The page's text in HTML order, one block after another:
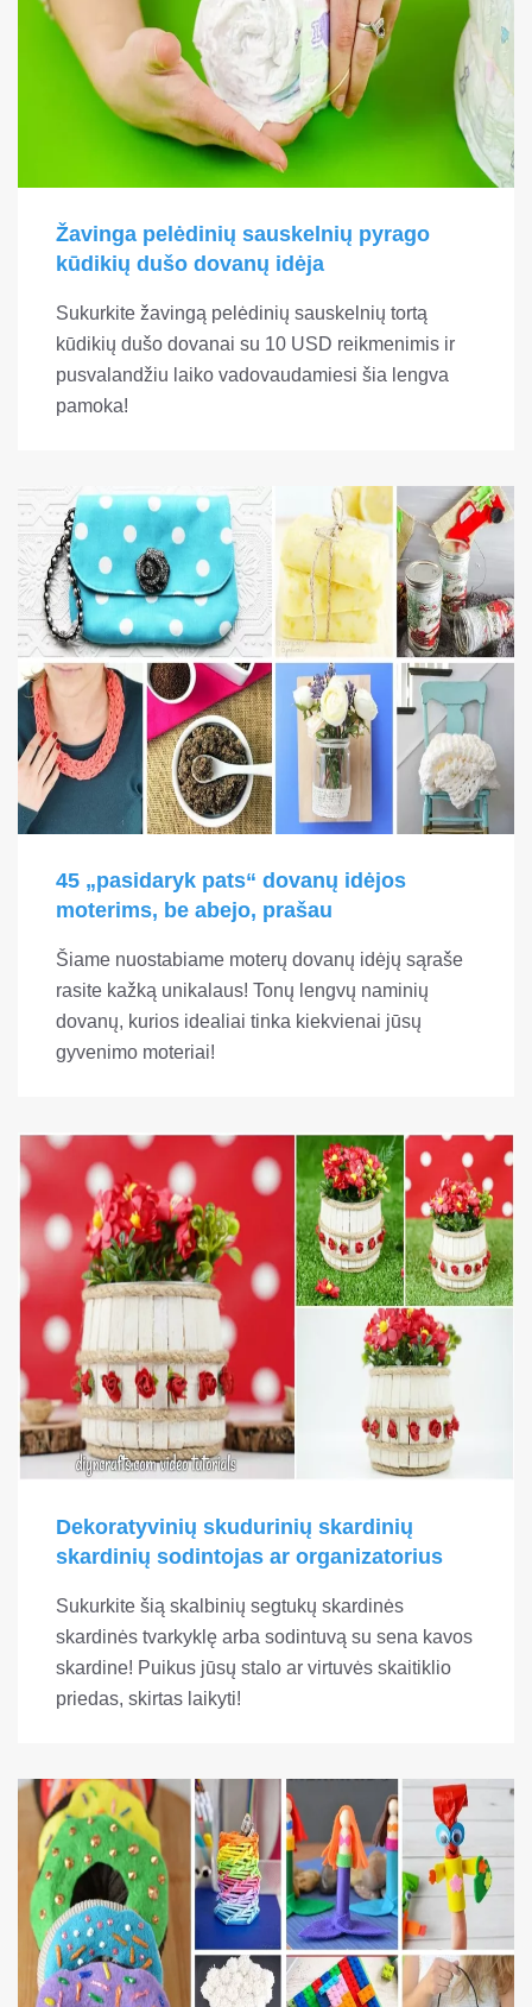
Žavinga pelėdinių sauskelnių pyrago
kūdikių dušo dovanų idėja
Sukurkite žavingą pelėdinių sauskelnių tortą
kūdikių dušo dovanai su 10 USD reikmenimis ir
pusvalandžiu laiko vadovaudamiesi šia lengva
pamoka!
45 „pasidaryk pats“ dovanų idėjos
moterims, be abejo, prašau
Šiame nuostabiame moterų dovanų idėjų sąraše
rasite kažką unikalaus! Tonų lengvų naminių
dovanų, kurios idealiai tinka kiekvienai jūsų
gyvenimo moteriai!
Dekoratyvinių skudurinių skardinių
skardinių sodintojas ar organizatorius
Sukurkite šią skalbinių segtukų skardinės
skardinės tvarkyklę arba sodintuvą su sena kavos
skardine! Puikus jūsų stalo ar virtuvės skaitiklio
priedas, skirtas laikyti!